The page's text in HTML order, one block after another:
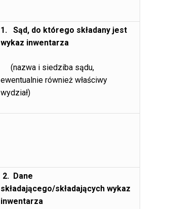
1. Sąd, do którego składany jest
wykaz inwentarza
(nazwa i siedziba sądu,
ewentualnie również właściwy
wydział)
2. Dane
składającego/składających wykaz
inwentarza